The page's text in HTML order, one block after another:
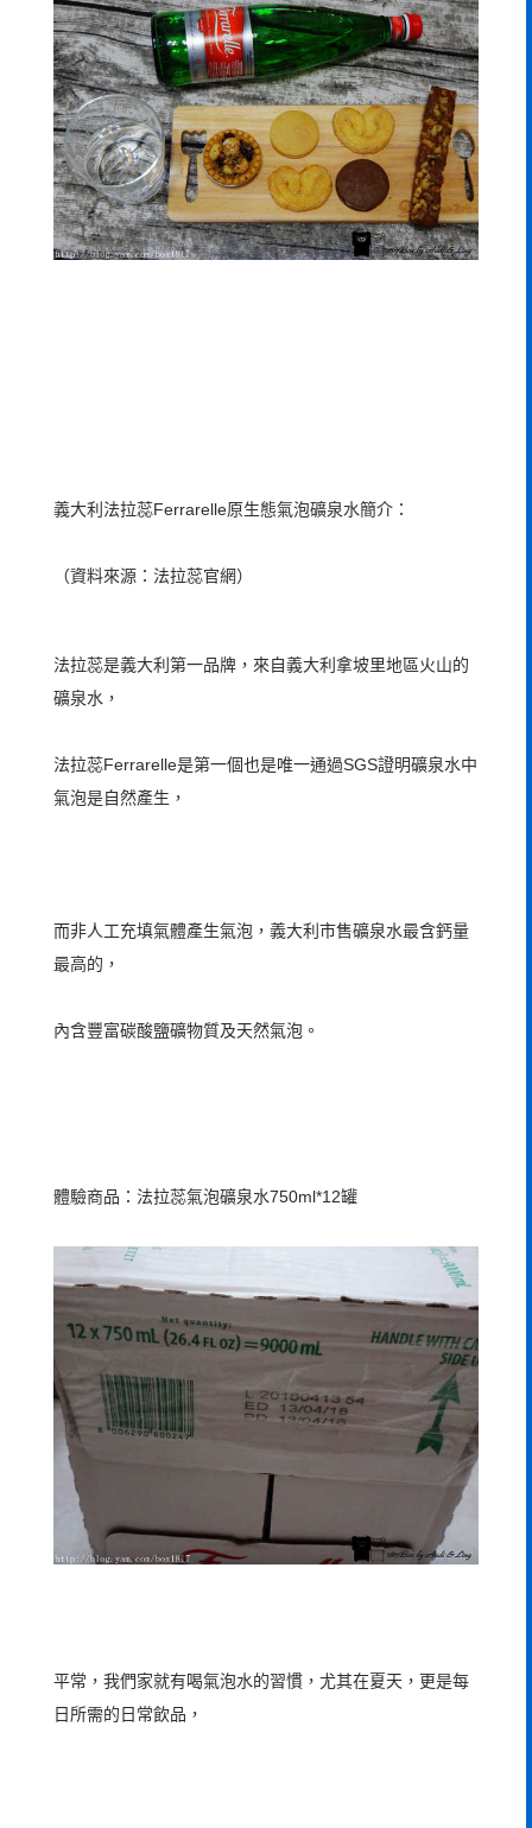
義大利法拉蕊Ferrarelle原生態氣泡礦泉水簡介：
（資料來源：法拉蕊官網）
法拉蕊是義大利第一品牌， 來自義大利‎拿坡里‬地區火山的
礦泉水，
法拉蕊Ferrarelle是第一個也是唯一通過SGS證明礦泉水中
氣泡是自然產生，
而非人工充填氣體產生氣泡， 義大利市售礦泉水最含鈣量
最高的，
內含豐富碳酸鹽‬礦物質及天然氣泡。
體驗商品：法拉蕊氣泡礦泉水750ml*12罐
平常，我們家就有喝氣泡水的習慣，尤其在夏天，更是每
日所需的日常飲品，